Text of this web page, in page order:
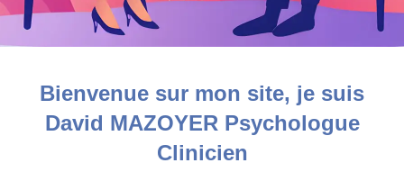
Bienvenue sur mon site, je suis
David MAZOYER Psychologue
Clinicien